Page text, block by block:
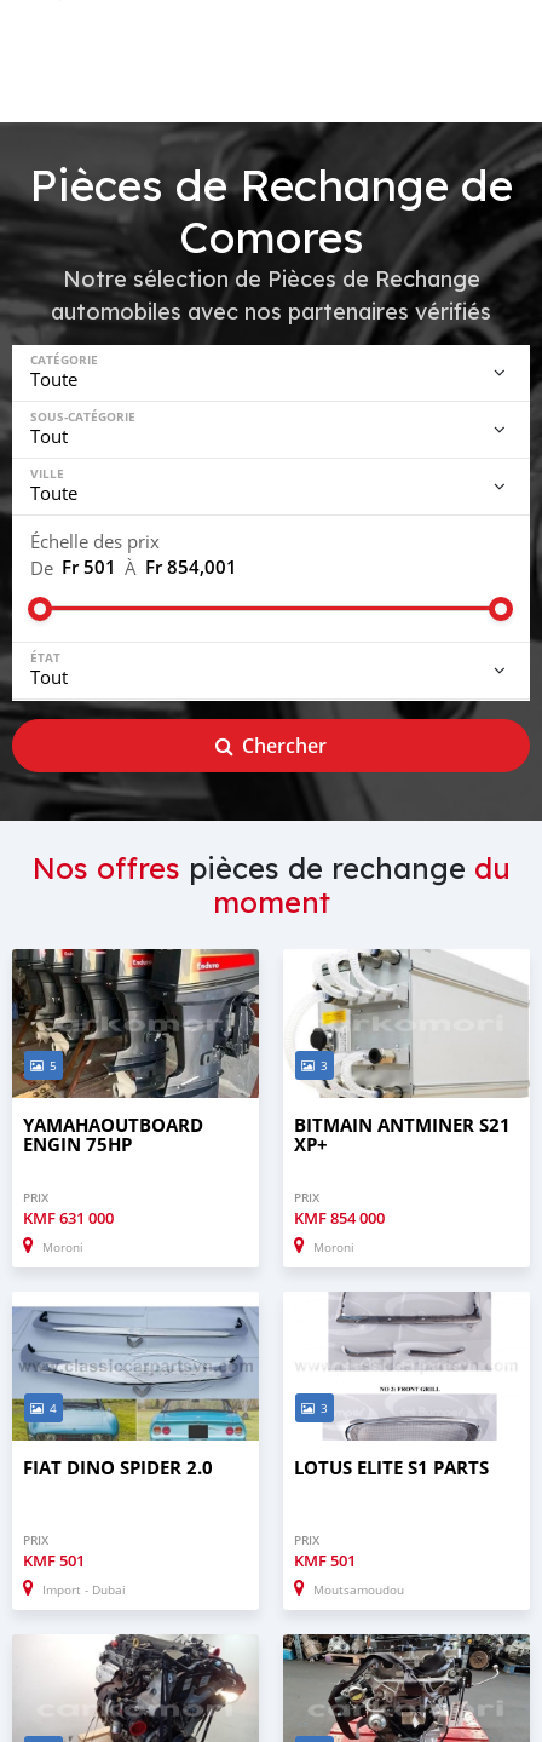
Pièces de Rechange de
Comores
Notre sélection de Pièces de Rechange
automobiles avec nos partenaires vérifiés
CATÉGORIE
SOUS-CATÉGORIE
VILLE
Échelle des prix
De Fr 501 À Fr 854,001
ÉTAT
Chercher
Nos offres pièces de rechange du
moment
5
YAMAHAOUTBOARD
ENGIN 75HP
PRIX
KMF631 000
Moroni
3
BITMAIN ANTMINER S21
XP+
PRIX
KMF854 000
Moroni
4
FIAT DINO SPIDER 2.0
PRIX
KMF501
Import - Dubai
3
LOTUS ELITE S1 PARTS
PRIX
KMF501
Moutsamoudou